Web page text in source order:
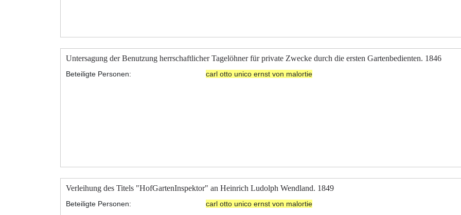
Untersagung der Benutzung herrschaftlicher Tagelöhner für private Zwecke durch die ersten Gartenbedienten. 1846
Beteiligte Personen: carl otto unico ernst von malortie
Verleihung des Titels "HofGartenInspektor" an Heinrich Ludolph Wendland. 1849
Beteiligte Personen: carl otto unico ernst von malortie